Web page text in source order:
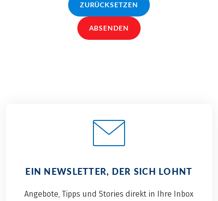
ZURÜCKSETZEN
ABSENDEN
EIN NEWSLETTER, DER SICH LOHNT
Angebote, Tipps und Stories direkt in Ihre Inbox